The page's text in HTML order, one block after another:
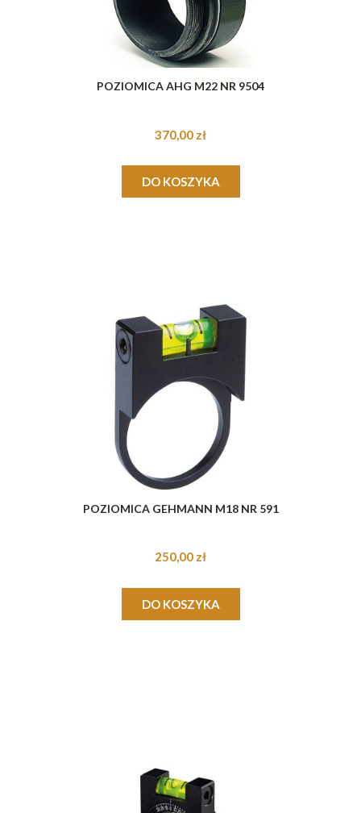
POZIOMICA AHG M22 NR 9504
370,00 zł
DO KOSZYKA
POZIOMICA GEHMANN M18 NR 591
250,00 zł
DO KOSZYKA